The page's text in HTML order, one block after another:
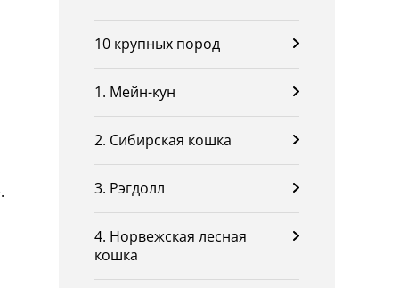
10 крупных пород
1. Мейн-кун
2. Сибирская кошка
3. Рэгдолл
4. Норвежская лесная
кошка